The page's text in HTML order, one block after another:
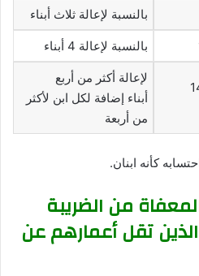
بالنسبة لإعالة ثلاث أبناء
بالنسبة لإعالة 4 أبناء
لإعالة أكثر من أربع
أبناء إضافة لكل ابن لأكثر
من أربعة
كأنه ابنان.
من الضريبة
تقل أعمارهم عن